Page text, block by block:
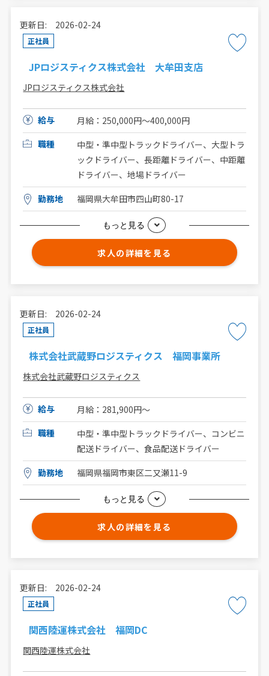
更新日: 2026-02-24
正社員
JPロジスティクス株式会社 大牟田支店
JPロジスティクス株式会社
給与
月給：250,000円〜400,000円
職種
中型・準中型トラックドライバー、大型トラ
ックドライバー、長距離ドライバー、中距離
ドライバー、地場ドライバー
勤務地
福岡県大牟田市四山町80-17
もっと見る
求人の詳細を見る
更新日: 2026-02-24
正社員
株式会社武蔵野ロジスティクス 福岡事業所
株式会社武蔵野ロジスティクス
給与
月給：281,900円〜
職種
中型・準中型トラックドライバー、コンビニ
配送ドライバー、食品配送ドライバー
勤務地
福岡県福岡市東区二又瀬11-9
もっと見る
求人の詳細を見る
更新日: 2026-02-24
正社員
関西陸運株式会社 福岡DC
関西陸運株式会社